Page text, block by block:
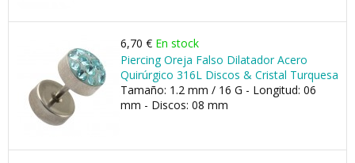
6,70 € En stock
Piercing Oreja Falso Dilatador Acero
Quirúrgico 316L Discos & Cristal Turquesa
Tamaño: 1.2 mm / 16 G - Longitud: 06
mm - Discos: 08 mm